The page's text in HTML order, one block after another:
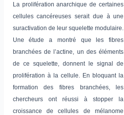
La prolifération anarchique de certaines
cellules cancéreuses serait due à une
suractivation de leur squelette modulaire.
Une étude a montré que les fibres
branchées de l’actine, un des éléments
de ce squelette, donnent le signal de
prolifération à la cellule. En bloquant la
formation des fibres branchées, les
chercheurs ont réussi à stopper la
croissance de cellules de mélanome